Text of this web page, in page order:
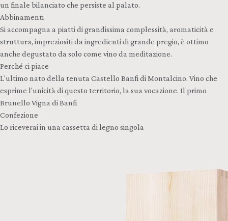
un finale bilanciato che persiste al palato.
Abbinamenti
Si accompagna a piatti di grandissima complessità, aromaticità e
struttura, impreziositi da ingredienti di grande pregio, è ottimo
anche degustato da solo come vino da meditazione.
Perché ci piace
L'ultimo nato della tenuta Castello Banfi di Montalcino. Vino che
esprime l'unicità di questo territorio, la sua vocazione. Il primo
Brunello Vigna di Banfi
Confezione
Lo riceverai in una cassetta di legno singola